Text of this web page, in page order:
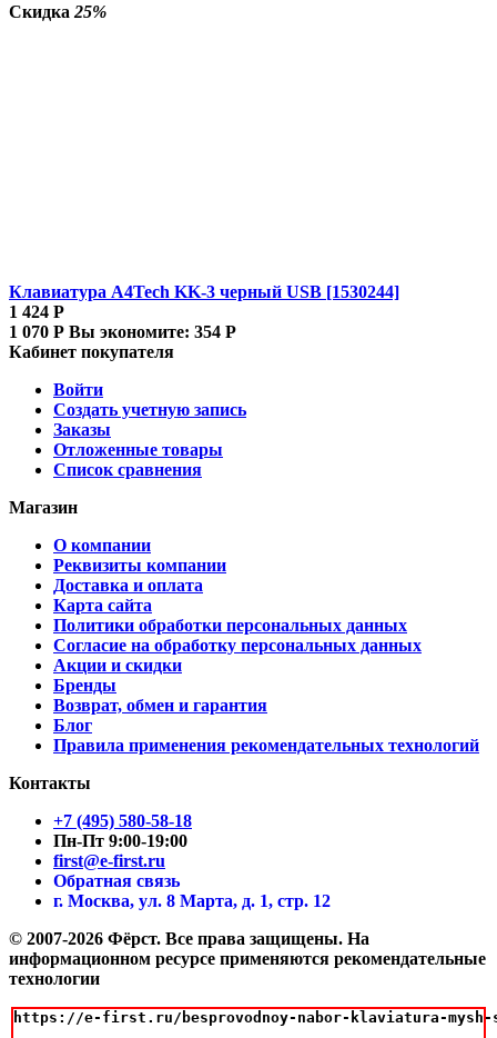
Скидка 25%
Клавиатура A4Tech KK-3 черный USB [1530244]
1 424 Р
1 070 Р Вы экономите: 354 Р
Кабинет покупателя
Войти
Создать учетную запись
Заказы
Отложенные товары
Список сравнения
Магазин
О компании
Реквизиты компании
Доставка и оплата
Карта сайта
Политики обработки персональных данных
Согласие на обработку персональных данных
Акции и скидки
Бренды
Возврат, обмен и гарантия
Блог
Правила применения рекомендательных технологий
Контакты
+7 (495) 580-58-18
Пн-Пт 9:00-19:00
first@e-first.ru
Обратная связь
г. Москва, ул. 8 Марта, д. 1, стр. 12
© 2007-2026 Фёрст. Все права защищены. На
информационном ресурсе применяются рекомендательные
технологии
https://e-first.ru/besprovodnoy-nabor-klaviatura-mysh-